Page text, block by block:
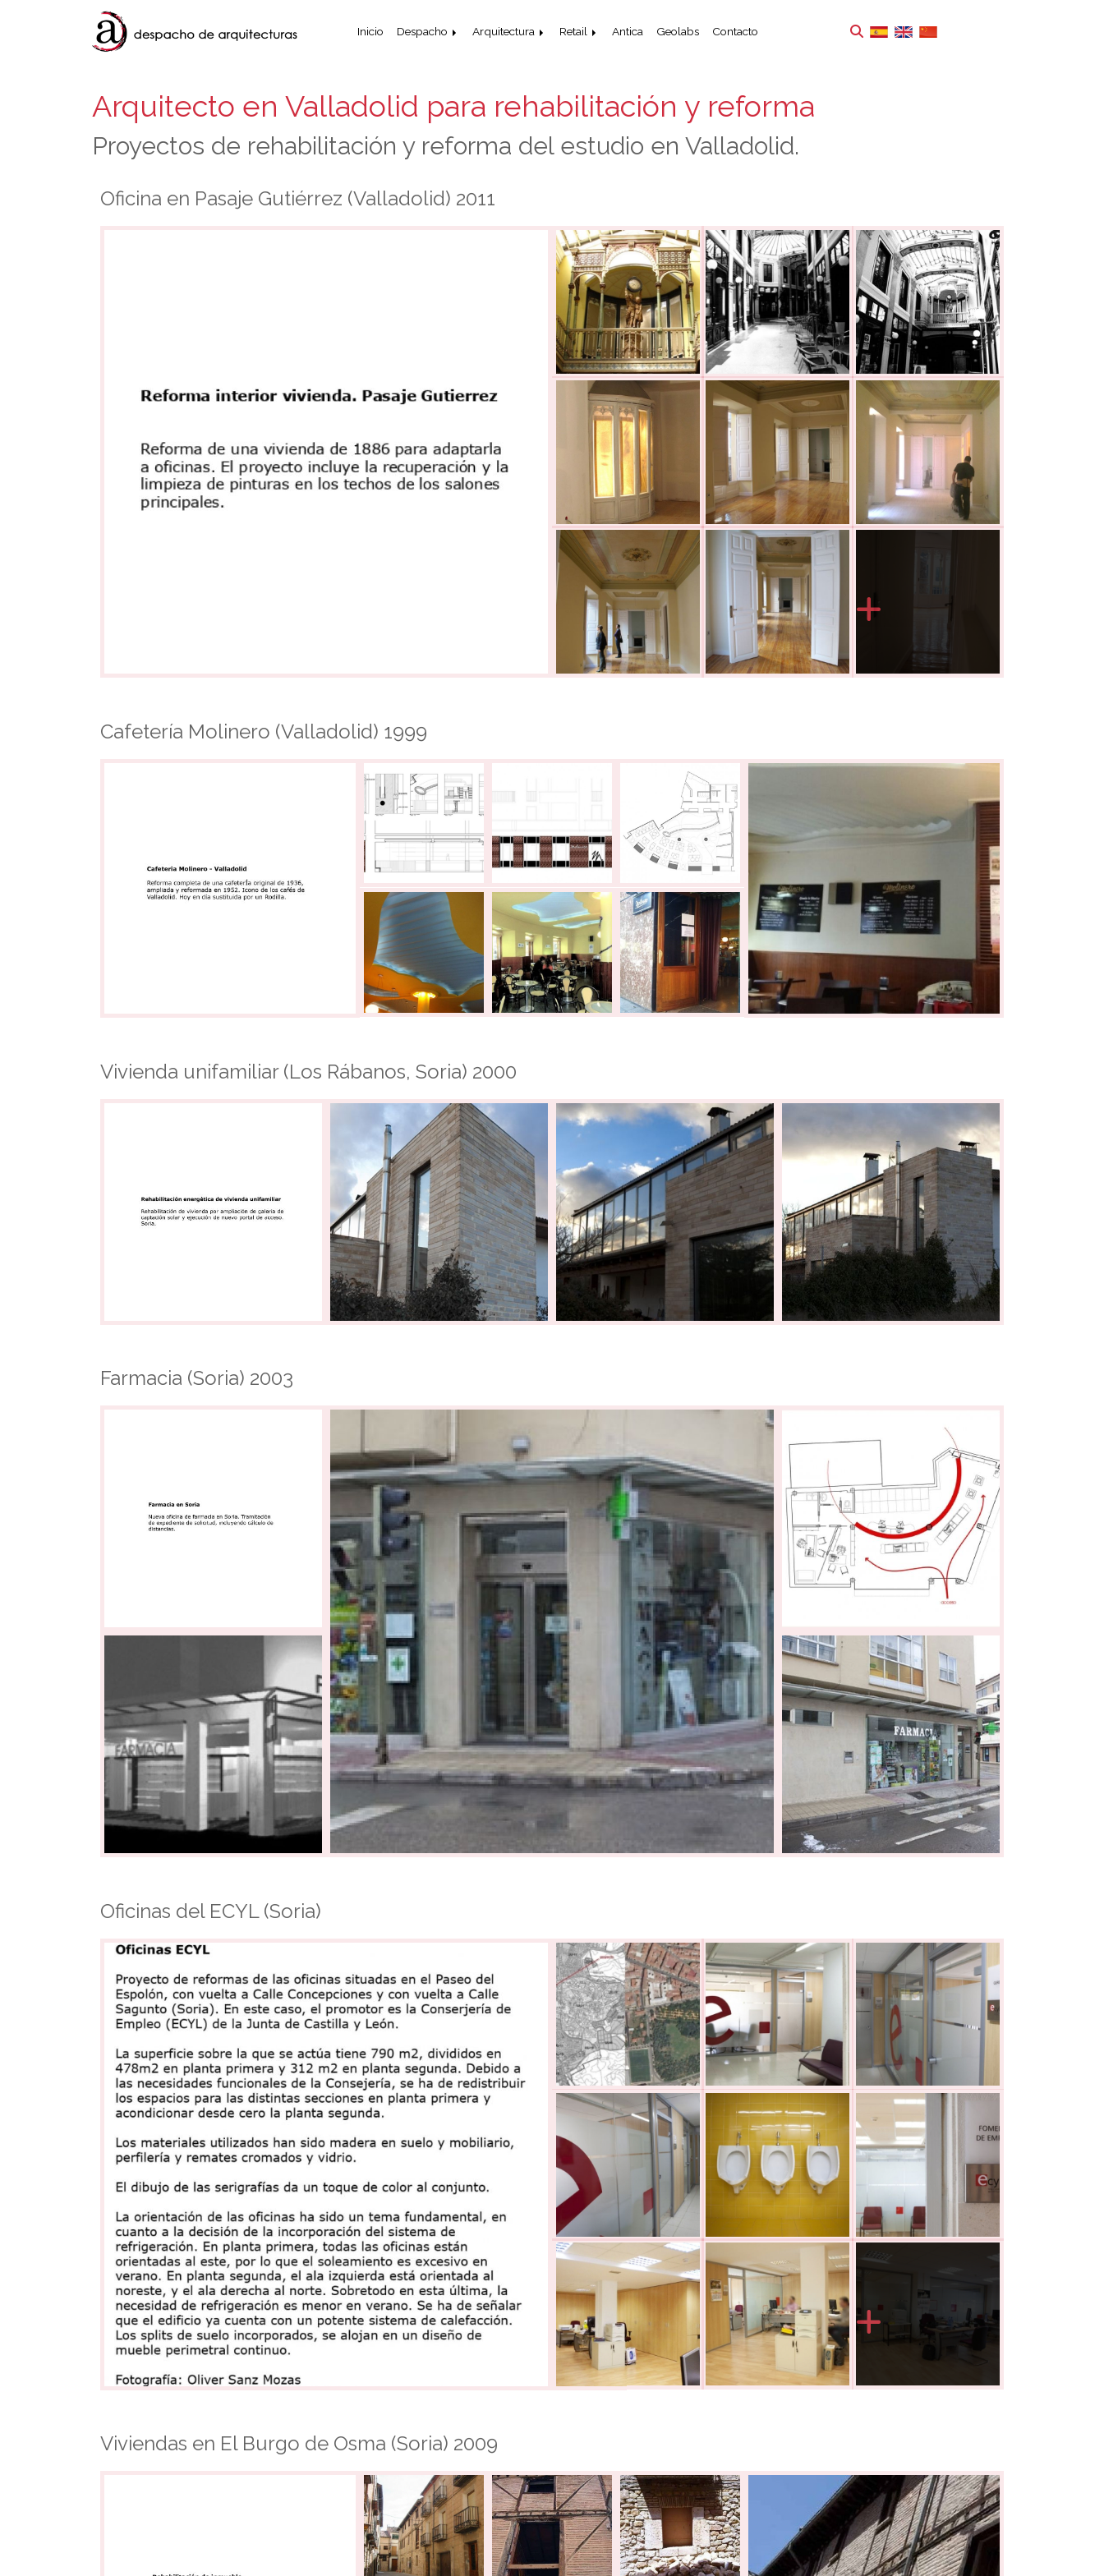
Inicio Despacho Arquitectura Retail Antica Geolabs Contacto
Arquitecto en Valladolid para rehabilitación y reforma
Proyectos de rehabilitación y reforma del estudio en Valladolid.
Oficina en Pasaje Gutiérrez (Valladolid) 2011
Cafetería Molinero (Valladolid) 1999
Vivienda unifamiliar (Los Rábanos, Soria) 2000
Farmacia (Soria) 2003
Oficinas del ECYL (Soria)
Viviendas en El Burgo de Osma (Soria) 2009